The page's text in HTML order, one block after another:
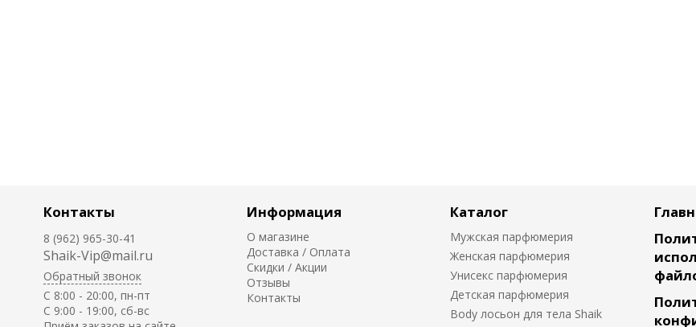
Контакты
8 (962) 965-30-41
Shaik-Vip@mail.ru
Обратный звонок
C 8:00 - 20:00, пн-пт
С 9:00 - 19:00, сб-вс
Информация
О магазине
Доставка / Оплата
Скидки / Акции
Отзывы
Контакты
Каталог
Мужская парфюмерия
Женская парфюмерия
Унисекс парфюмерия
Детская парфюмерия
Body лосьон для тела Shaik